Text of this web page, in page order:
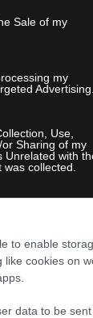
Sale of my
my
Advertising.
Use,
Sharing of my
Unrelated with
collected.
to enable
like cookies on
data to be
ο δρόμος για